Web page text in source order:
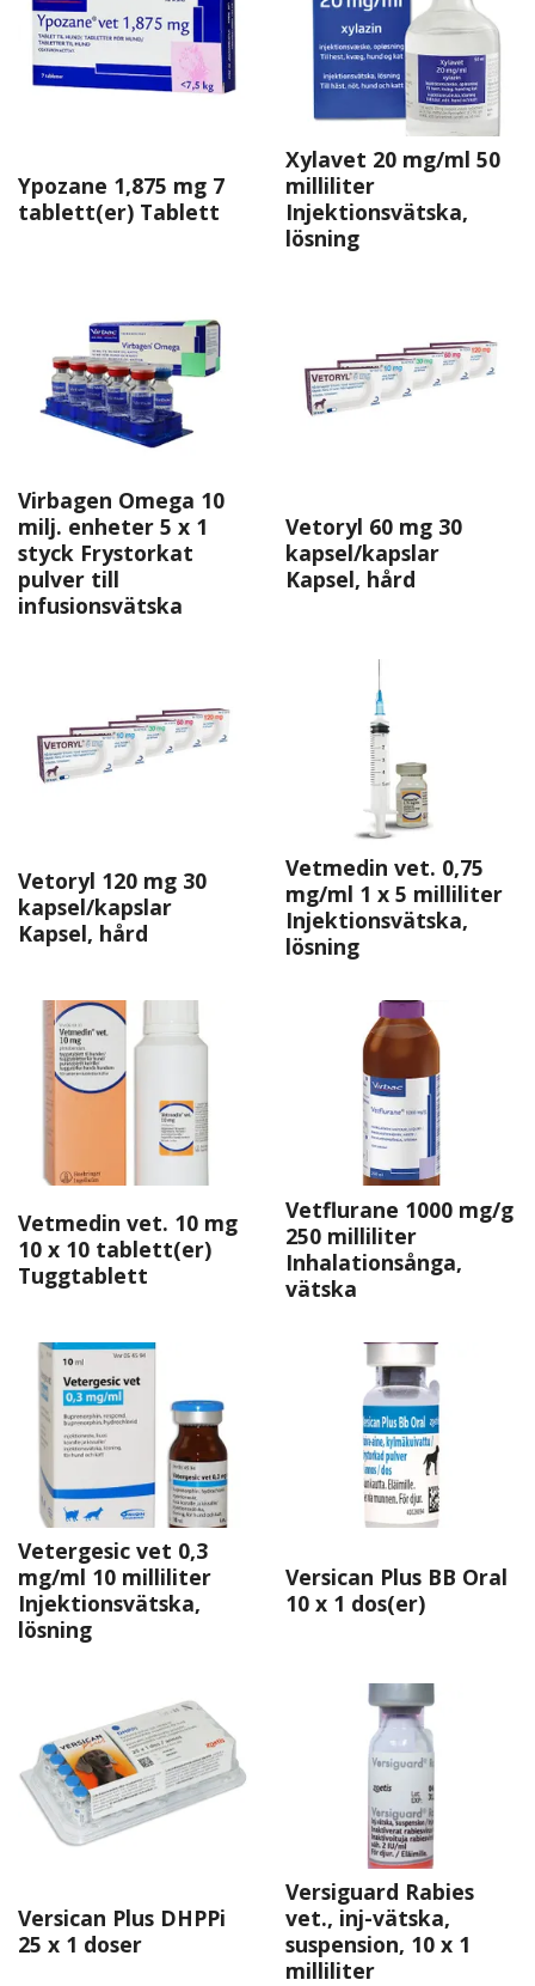
Ypozane 1,875 mg 7
tablett(er) Tablett
Xylavet 20 mg/ml 50
milliliter
Injektionsvätska,
lösning
Virbagen Omega 10
milj. enheter 5 x 1
styck Frystorkat
pulver till
infusionsvätska
Vetoryl 60 mg 30
kapsel/kapslar
Kapsel, hård
Vetoryl 120 mg 30
kapsel/kapslar
Kapsel, hård
Vetmedin vet. 0,75
mg/ml 1 x 5 milliliter
Injektionsvätska,
lösning
Vetmedin vet. 10 mg
10 x 10 tablett(er)
Tuggtablett
Vetflurane 1000 mg/g
250 milliliter
Inhalationsånga,
vätska
Vetergesic vet 0,3
mg/ml 10 milliliter
Injektionsvätska,
lösning
Versican Plus BB Oral
10 x 1 dos(er)
Versican Plus DHPPi
25 x 1 doser
Versiguard Rabies
vet., inj-vätska,
suspension, 10 x 1
milliliter